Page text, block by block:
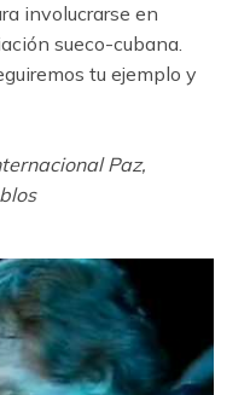
involucrarse en
sueco-cubana.
tu ejemplo y
Paz,